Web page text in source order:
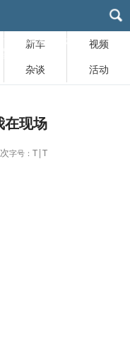
新车
视频
杂谈
活动
现场
字号：T|T